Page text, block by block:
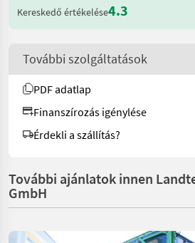
Kereskedő értékelése4.3
További szolgáltatások
PDF adatlap
Finanszírozás igénylése
Érdekli a szállítás?
További ajánlatok innen
GmbH